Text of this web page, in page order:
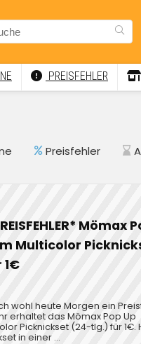
PREISFEHLER
Preisfehler
Mömax
Multicolor
wohl heute Morgen ein
erhaltet das Mömax Pop Up
Picknickset (24-tlg.) für 1€.
in einer ...